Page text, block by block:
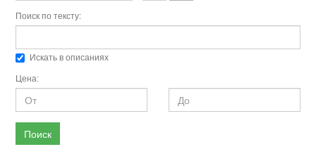
Поиск по тексту:
Искать в описаниях
Цена:
Поиск